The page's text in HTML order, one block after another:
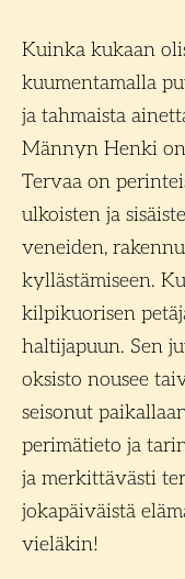
Kuinka kukaan
kuumentamalla
ja tahmaista
Männyn Henki
Tervaa on
ulkoisten ja
veneiden,
kyllästämiseen.
kilpikuorisen
haltijapuun. Sen
oksisto nousee
seisonut
perimätieto ja
ja merkittävästi
jokapäiväistä
vieläkin!